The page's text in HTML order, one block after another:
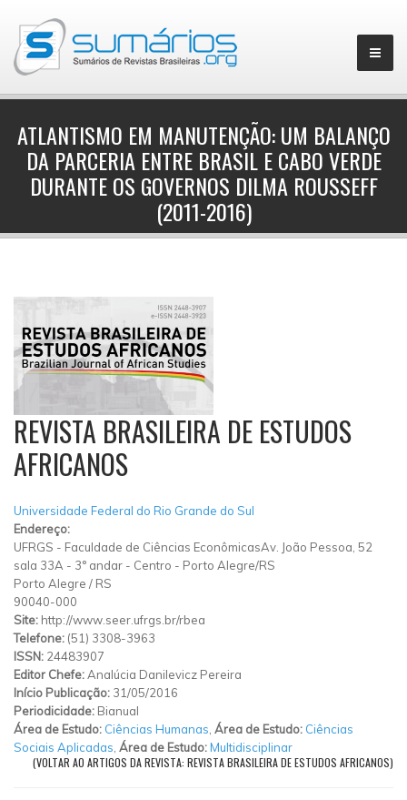
▼
ATLANTISMO EM MANUTENÇÃO: UM BALANÇO
DA PARCERIA ENTRE BRASIL E CABO VERDE
DURANTE OS GOVERNOS DILMA ROUSSEFF
(2011-2016)
REVISTA BRASILEIRA DE ESTUDOS
AFRICANOS
Universidade Federal do Rio Grande do Sul
Endereço:
UFRGS - Faculdade de Ciências EconômicasAv. João Pessoa, 52
sala 33A - 3° andar - Centro - Porto Alegre/RS
Porto Alegre / RS
90040-000
Site: http://www.seer.ufrgs.br/rbea
Telefone: (51) 3308-3963
ISSN: 24483907
Editor Chefe:Analúcia Danilevicz Pereira
Início Publicação: 31/05/2016
Periodicidade: Bianual
Área de Estudo: Ciências Humanas Área de Estudo: Ciências
Sociais Aplicadas Área de Estudo:Multidisciplinar
(VOLTAR AO ARTIGOS DA REVISTA: REVISTA BRASILEIRA DE ESTUDOS AFRICANOS)